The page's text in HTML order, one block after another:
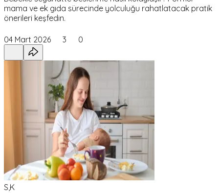
mama ve ek gıda sürecinde yolculuğu rahatlatacak pratik
önerileri keşfedin.
04 Mart 2026 3 0
S,K